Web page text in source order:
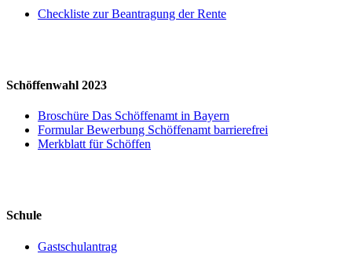
Checkliste zur Beantragung der Rente
Schöffenwahl 2023
Broschüre Das Schöffenamt in Bayern
Formular Bewerbung Schöffenamt barrierefrei
Merkblatt für Schöffen
Schule
Gastschulantrag